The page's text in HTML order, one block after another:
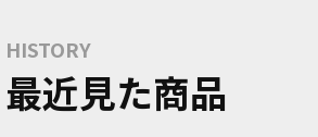
HISTORY
最近見た商品